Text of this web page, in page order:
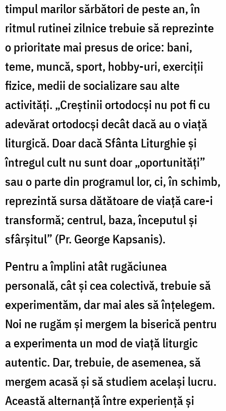
timpul marilor sărbători de peste an, în
ritmul rutinei zilnice trebuie să reprezinte
o prioritate mai presus de orice: bani,
teme, muncă, sport, hobby-uri, exerciții
fizice, medii de socializare sau alte
activități. „Creștinii ortodocși nu pot fi cu
adevărat ortodocși decât dacă au o viață
liturgică. Doar dacă Sfânta Liturghie și
întregul cult nu sunt doar „oportunități”
sau o parte din programul lor, ci, în schimb,
reprezintă sursa dătătoare de viață care-i
transformă; centrul, baza, începutul și
sfârșitul” (Pr. George Kapsanis).
Pentru a împlini atât rugăciunea
personală, cât și cea colectivă, trebuie să
experimentăm, dar mai ales să înțelegem.
Noi ne rugăm și mergem la biserică pentru
a experimenta un mod de viață liturgic
autentic. Dar, trebuie, de asemenea, să
mergem acasă și să studiem același lucru.
Această alternanță între experiență și